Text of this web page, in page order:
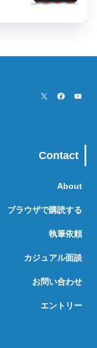
Contact
About
ブラウザで購読する
執筆依頼
カジュアル面談
お問い合わせ
エントリー